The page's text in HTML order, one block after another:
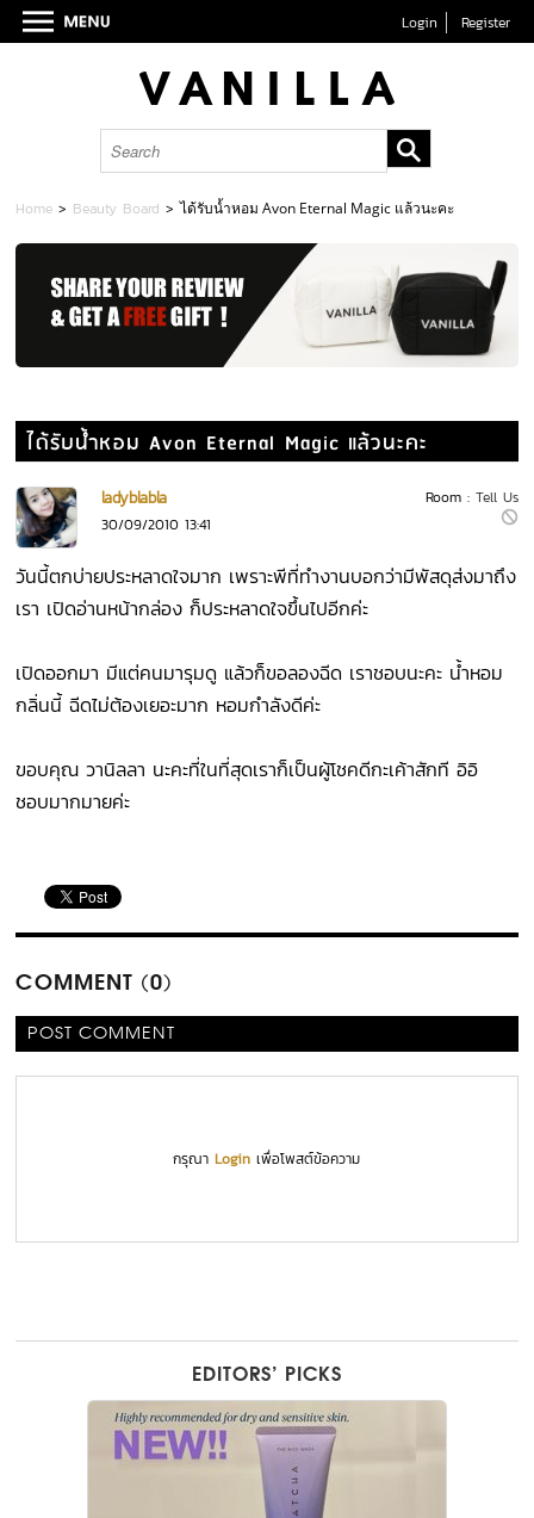
Login Register
Home > Beauty Board >ได้รับน้ำหอม Avon Eternal Magic แล้วนะคะ
ได้รับน้ำหอม Avon Eternal Magic แล้วนะคะ
Room : Tell Us
ladyblabla
30/09/2010 13:41
วันนี้ตกบ่ายประหลาดใจมาก เพราะพีที่ทำงานบอกว่ามีพัสดุส่งมาถึง
เรา เปิดอ่านหน้ากล่อง ก็ประหลาดใจขึ้นไปอีกค่ะ
เปิดออกมา มีแต่คนมารุมดู แล้วก็ขอลองฉีด เราชอบนะคะ น้ำหอม
กลิ่นนี้ ฉีดไม่ต้องเยอะมาก หอมกำลังดีค่ะ
ขอบคุณ วานิลลา นะคะที่ในที่สุดเราก็เป็นผู้โชคดีกะเค้าสักที อิอิ
ชอบมากมายค่ะ
COMMENT (0)
POST COMMENT
กรุณาLogin เพื่อโพสต์ข้อความ
EDITORS’ PICKS